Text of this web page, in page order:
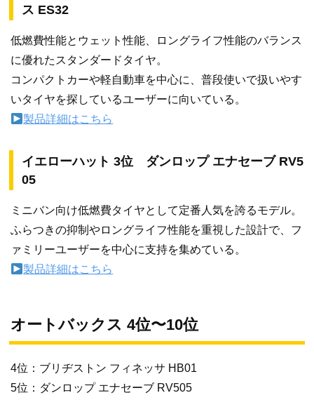
ス ES32
低燃費性能とウェット性能、ロングライフ性能のバランス
に優れたスタンダードタイヤ。
コンパクトカーや軽自動車を中心に、普段使いで扱いやす
いタイヤを探しているユーザーに向いている。
製品詳細はこちら
イエローハット 3位 ダンロップ エナセーブ RV5
05
ミニバン向け低燃費タイヤとして定番人気を誇るモデル。
ふらつきの抑制やロングライフ性能を重視した設計で、フ
ァミリーユーザーを中心に支持を集めている。
製品詳細はこちら
オートバックス 4位〜10位
4位：ブリヂストン フィネッサ HB01
5位：ダンロップ エナセーブ RV505